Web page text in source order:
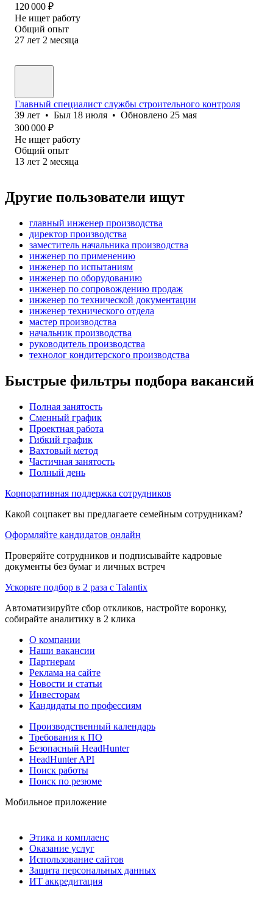
120 000 ₽
Не ищет работу
Общий опыт
27 лет 2 месяца
Главный специалист службы строительного контроля
39 лет • Был 18 июля • Обновлено 25 мая
300 000 ₽
Не ищет работу
Общий опыт
13 лет 2 месяца
Другие пользователи ищут
главный инженер производства
директор производства
заместитель начальника производства
инженер по применению
инженер по испытаниям
инженер по оборудованию
инженер по сопровождению продаж
инженер по технической документации
инженер технического отдела
мастер производства
начальник производства
руководитель производства
технолог кондитерского производства
Быстрые фильтры подбора вакансий
Полная занятость
Сменный график
Проектная работа
Гибкий график
Вахтовый метод
Частичная занятость
Полный день
Корпоративная поддержка сотрудников
Какой соцпакет вы предлагаете семейным сотрудникам?
Оформляйте кандидатов онлайн
Проверяйте сотрудников и подписывайте кадровые
документы без бумаг и личных встреч
Ускорьте подбор в 2 раза с Talantix
Автоматизируйте сбор откликов, настройте воронку,
собирайте аналитику в 2 клика
О компании
Наши вакансии
Партнерам
Реклама на сайте
Новости и статьи
Инвесторам
Кандидаты по профессиям
Производственный календарь
Требования к ПО
Безопасный HeadHunter
HeadHunter API
Поиск работы
Поиск по резюме
Мобильное приложение
Этика и комплаенс
Оказание услуг
Использование сайтов
Защита персональных данных
ИТ аккредитация